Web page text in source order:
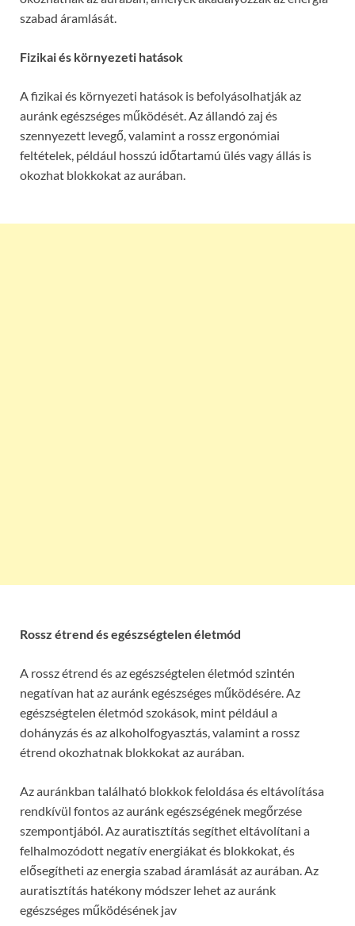
szabad áramlását.
Fizikai és környezeti hatások
A fizikai és környezeti hatások is befolyásolhatják az
auránk egészséges működését. Az állandó zaj és
szennyezett levegő, valamint a rossz ergonómiai
feltételek, például hosszú időtartamú ülés vagy állás is
okozhat blokkokat az aurában.
Rossz étrend és egészségtelen életmód
A rossz étrend és az egészségtelen életmód szintén
negatívan hat az auránk egészséges működésére. Az
egészségtelen életmód szokások, mint például a
dohányzás és az alkoholfogyasztás, valamint a rossz
étrend okozhatnak blokkokat az aurában.
Az auránkban található blokkok feloldása és eltávolítása
rendkívül fontos az auránk egészségének megőrzése
szempontjából. Az auratisztítás segíthet eltávolítani a
felhalmozódott negatív energiákat és blokkokat, és
elősegítheti az energia szabad áramlását az aurában. Az
auratisztítás hatékony módszer lehet az auránk
egészséges működésének jav